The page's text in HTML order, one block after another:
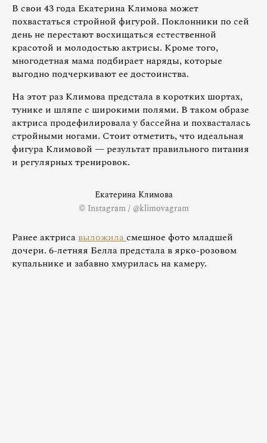
В свои 43 года Екатерина Климова может
похвастаться стройной фигурой. Поклонники по сей
день не перестают восхищаться естественной
красотой и молодостью актрисы. Кроме того,
многодетная мама подбирает наряды, которые
выгодно подчеркивают ее достоинства.
На этот раз Климова предстала в коротких шортах,
тунике и шляпе с широкими полями. В таком образе
актриса продефилировала у бассейна и похвасталась
стройными ногами. Стоит отметить, что идеальная
фигура Климовой — результат правильного питания
и регулярных тренировок.
Екатерина Климова
© Instagram / @klimovagram
Ранее актрисавыложиласмешное фото младшей
дочери. 6-летняя Белла предстала в ярко-розовом
купальнике и забавно хмурилась на камеру.